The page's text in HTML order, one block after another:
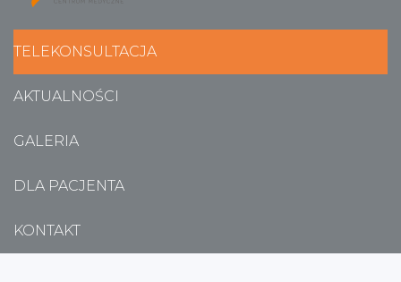
TELEKONSULTACJA
AKTUALNOŚCI
GALERIA
DLA PACJENTA
KONTAKT